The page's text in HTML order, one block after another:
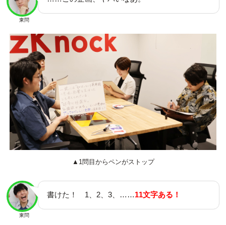
東問
▲1問目からペンがストップ
東問
書けた！ 1、2、3、……11文字ある！